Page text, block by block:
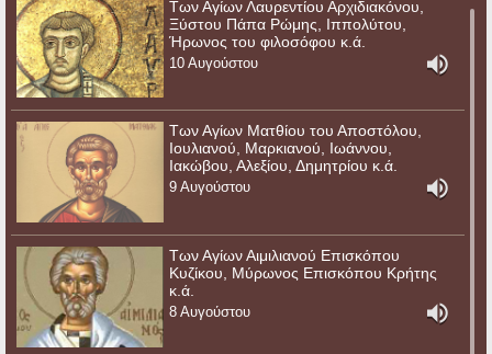
Των Αγίων Λαυρεντίου Αρχιδιακόνου,
Ξύστου Πάπα Ρώμης, Ιππολύτου,
Ήρωνος του φιλοσόφου κ.ά.
10 Αυγούστου
Των Αγίων Ματθίου του Αποστόλου,
Ιουλιανού, Μαρκιανού, Ιωάννου,
Ιακώβου, Αλεξίου, Δημητρίου κ.ά.
9 Αυγούστου
Των Αγίων Αιμιλιανού Επισκόπου
Κυζίκου, Μύρωνος Επισκόπου Κρήτης
κ.ά.
8 Αυγούστου